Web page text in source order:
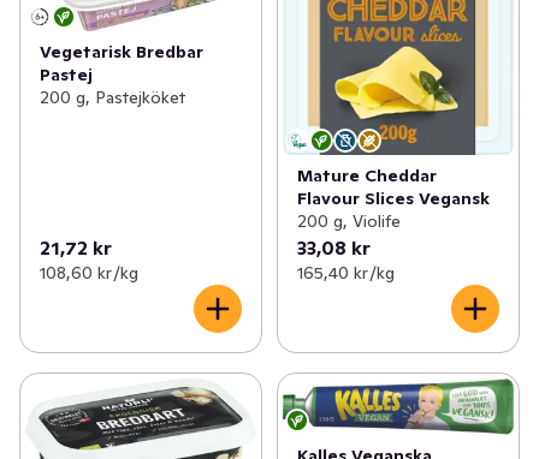
Vegetarisk Bredbar
Pastej
200 g, Pastejköket
21,72 kr
108,60 kr /kg
Mature Cheddar
Flavour Slices Vegansk
200 g, Violife
33,08 kr
165,40 kr /kg